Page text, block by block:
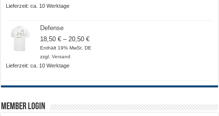
Lieferzeit: ca. 10 Werktage
Defense
18,50€ – 20,50€Preisspanne:
18,50 €
Enthält 19% MwSt. DE
zzgl.Versand
Lieferzeit: ca. 10 Werktage
Member Login